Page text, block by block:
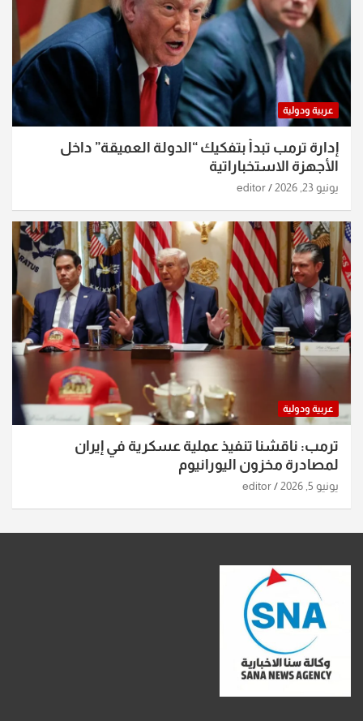
عربية ودولية
إدارة ترمب تبدأ بتفكيك “الدولة العميقة” داخل
الأجهزة الاستخباراتية
يونيو 23, 2026 editor
عربية ودولية
ترمب: ناقشنا تنفيذ عملية عسكرية في إيران
لمصادرة مخزون اليورانيوم
يونيو 5, 2026 editor